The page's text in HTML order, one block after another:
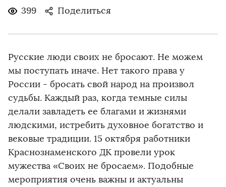
399 Поделиться
Русские люди своих не бросают. Не можем
мы поступать иначе. Нет такого права у
России - бросать свой народ на произвол
судьбы. Каждый раз, когда темные силы
делали завладеть ее благами и жизнями
людскими, истребить духовное богатство и
вековые традиции. 15 октября работники
Краснознаменского ДК провели урок
мужества «Своих не бросаем». Подобные
мероприятия очень важны и актуальны